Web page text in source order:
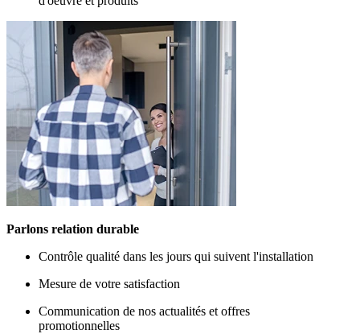
Parlons relation durable
Contrôle qualité dans les jours qui suivent l'installation
Mesure de votre satisfaction
Communication de nos actualités et offres
promotionnelles